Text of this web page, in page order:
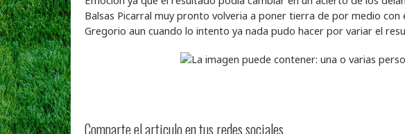
Balsas Picarral muy pronto volveria a poner tierra de por medio con
Gregorio aun cuando lo intento ya nada pudo hacer por variar el
Comparte el articulo en tus redes sociales